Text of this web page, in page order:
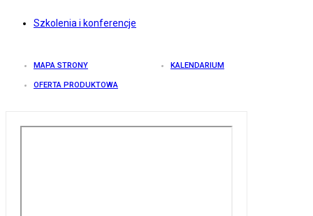
Szkolenia i konferencje
MAPA STRONY KALENDARIUM
OFERTA PRODUKTOWA